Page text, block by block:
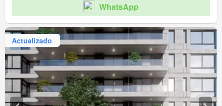
WhatsApp
Actualizado